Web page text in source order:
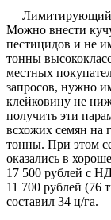
— Лимитирующий
Можно внести
пестицидов и не
тонны
местных
запросов, нужно
клейковину не
получить эти
всхожих семян на
тонны. При этом
оказались в
17 500 рублей с
11 700 рублей (76
составил 34 ц/га.